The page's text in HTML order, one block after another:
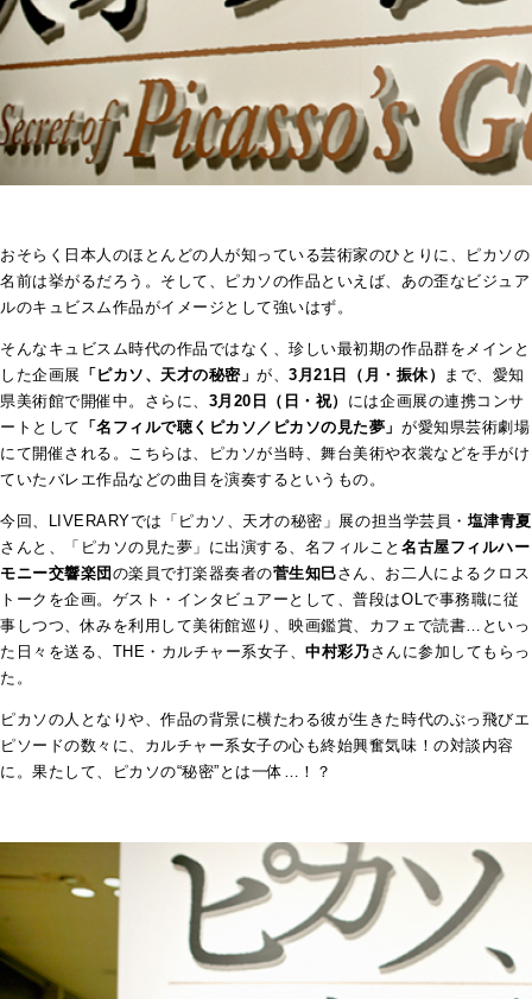
おそらく日本人のほとんどの人が知っている芸術家のひとりに、ピカソの
名前は挙がるだろう。そして、ピカソの作品といえば、あの歪なビジュア
ルのキュビスム作品がイメージとして強いはず。
そんなキュビスム時代の作品ではなく、珍しい最初期の作品群をメインと
した企画展 「ピカソ、天才の秘密」が、3月21日（月・振休）
まで、愛知
県美術館で開催中。さらに、 3月20日（日・祝） には企画展の連携コンサ
ートとして 「名フィルで聴くピカソ／ピカソの見た夢」が愛知県芸術劇場
にて開催される。こちらは、ピカソが当時、舞台美術や衣裳などを手がけ
ていたバレエ作品などの曲目を演奏するというもの。
今回、LIVERARYでは「ピカソ、天才の秘密」展の担当学芸員・ 塩津青夏
さんと、「ピカソの見た夢」に出演する、名フィルこと 名古屋フィルハー
モニー交響楽団 の楽員で打楽器奏者の菅生知巳さん、お二人によるクロス
トークを企画。ゲスト・インタビュアーとして、普段はOLで事務職に従
事しつつ、休みを利用して美術館巡り、映画鑑賞、カフェで読書…といっ
た日々を送る、THE・カルチャー系女子、中村彩乃さんに参加してもらっ
た。
ピカソの人となりや、作品の背景に横たわる彼が生きた時代のぶっ飛びエ
ピソードの数々に、カルチャー系女子の心も終始興奮気味！の対談内容
に。果たして、ピカソの“秘密”とは一体…！？